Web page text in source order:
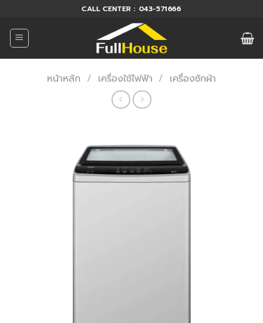
ยัง
เนื้อหา
CALL CENTER : 043-571666
หน้าหลัก / เครื่องใช้ไฟฟ้า / เครื่องซักผ้า